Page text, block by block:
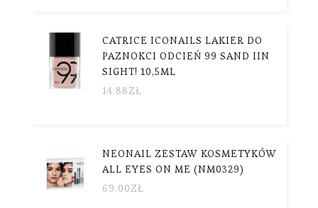
CATRICE ICONAILS LAKIER DO
PAZNOKCI ODCIEŃ 99 SAND IIN
SIGHT! 10,5ML
14.88ZŁ
NEONAIL ZESTAW KOSMETYKÓW
ALL EYES ON ME (NM0329)
69.00ZŁ